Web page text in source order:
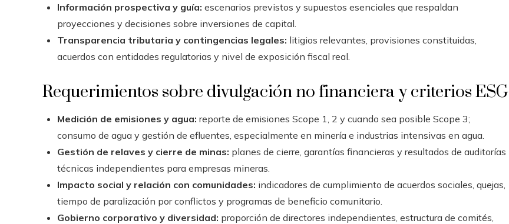
Información prospectiva y guía: escenarios previstos y supuestos esenciales que respaldan
proyecciones y decisiones sobre inversiones de capital.
Transparencia tributaria y contingencias legales: litigios relevantes, provisiones constituidas,
acuerdos con entidades regulatorias y nivel de exposición fiscal real.
Requerimientos sobre divulgación no financiera y criterios ESG
Medición de emisiones y agua: reporte de emisiones Scope 1, 2 y cuando sea posible Scope 3;
consumo de agua y gestión de efluentes, especialmente en minería e industrias intensivas en agua.
Gestión de relaves y cierre de minas: planes de cierre, garantías financieras y resultados de auditorías
técnicas independientes para empresas mineras.
Impacto social y relación con comunidades: indicadores de cumplimiento de acuerdos sociales, quejas,
tiempo de paralización por conflictos y programas de beneficio comunitario.
Gobierno corporativo y diversidad: proporción de directores independientes, estructura de comités,